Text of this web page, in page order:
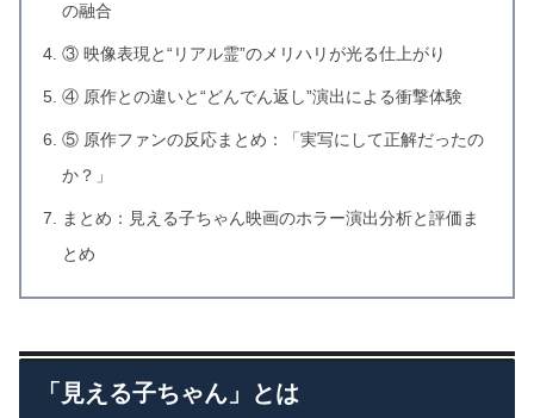
の融合
③ 映像表現と“リアル霊”のメリハリが光る仕上がり
④ 原作との違いと“どんでん返し”演出による衝撃体験
⑤ 原作ファンの反応まとめ：「実写にして正解だったの
か？」
まとめ：見える子ちゃん映画のホラー演出分析と評価ま
とめ
「見える子ちゃん」とは